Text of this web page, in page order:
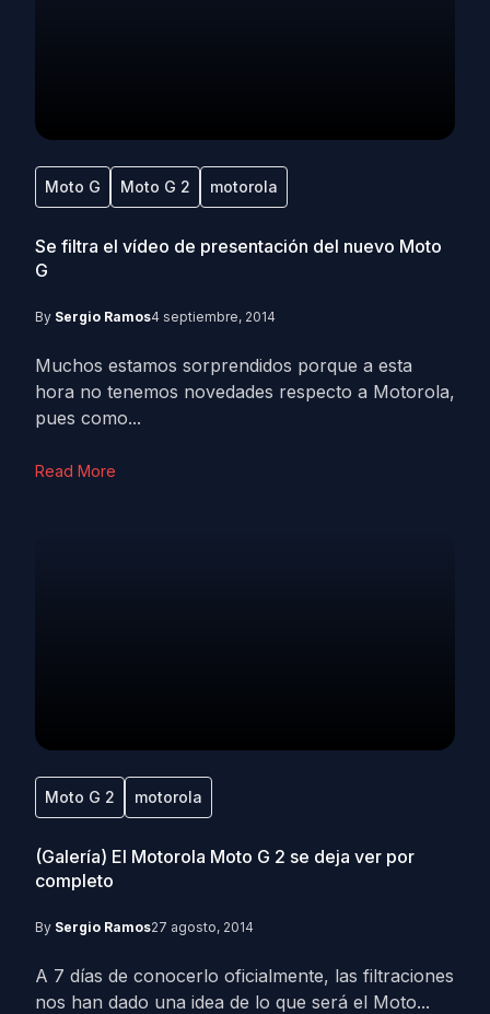
Moto G Moto G 2 motorola
Se filtra el vídeo de presentación del nuevo Moto
G
By Sergio Ramos4 septiembre, 2014
Muchos estamos sorprendidos porque a esta
hora no tenemos novedades respecto a Motorola,
pues como...
Read More
Moto G 2 motorola
(Galería) El Motorola Moto G 2 se deja ver por
completo
By Sergio Ramos27 agosto, 2014
A 7 días de conocerlo oficialmente, las filtraciones
nos han dado una idea de lo que será el Moto...